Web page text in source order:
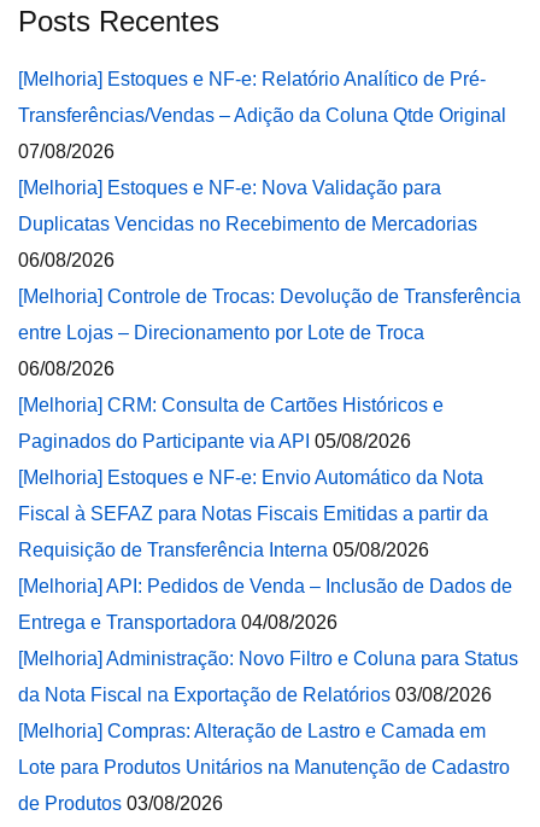
Posts Recentes
[Melhoria] Estoques e NF-e: Relatório Analítico de Pré-
Transferências/Vendas – Adição da Coluna Qtde Original
07/08/2026
[Melhoria] Estoques e NF-e: Nova Validação para
Duplicatas Vencidas no Recebimento de Mercadorias
06/08/2026
[Melhoria] Controle de Trocas: Devolução de Transferência
entre Lojas – Direcionamento por Lote de Troca
06/08/2026
[Melhoria] CRM: Consulta de Cartões Históricos e
Paginados do Participante via API 05/08/2026
[Melhoria] Estoques e NF-e: Envio Automático da Nota
Fiscal à SEFAZ para Notas Fiscais Emitidas a partir da
Requisição de Transferência Interna 05/08/2026
[Melhoria] API: Pedidos de Venda – Inclusão de Dados de
Entrega e Transportadora 04/08/2026
[Melhoria] Administração: Novo Filtro e Coluna para Status
da Nota Fiscal na Exportação de Relatórios 03/08/2026
[Melhoria] Compras: Alteração de Lastro e Camada em
Lote para Produtos Unitários na Manutenção de Cadastro
de Produtos 03/08/2026